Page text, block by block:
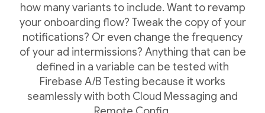
how many variants to include. Want to revamp
your onboarding flow? Tweak the copy of your
notifications? Or even change the frequency
of your ad intermissions? Anything that can be
defined in a variable can be tested with
Firebase A/B Testing because it works
seamlessly with both Cloud Messaging and